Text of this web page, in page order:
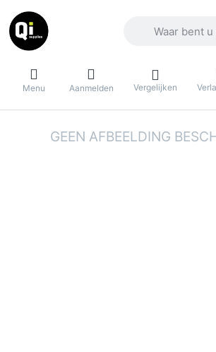
Menu Aanmelden Vergelijken